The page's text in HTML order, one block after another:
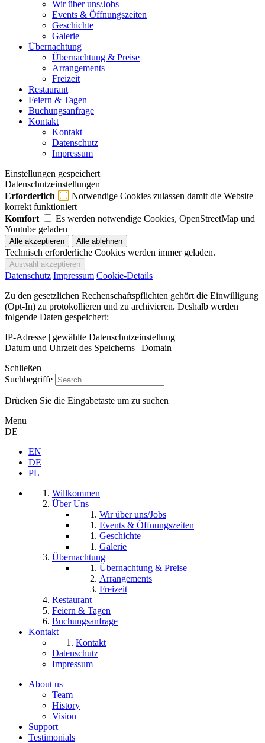
Wir über uns/Jobs
Events & Öffnungszeiten
Geschichte
Galerie
Übernachtung
Übernachtung & Preise
Arrangements
Freizeit
Restaurant
Feiern & Tagen
Buchungsanfrage
Kontakt
Kontakt
Datenschutz
Impressum
Einstellungen gespeichert
Datenschutzeinstellungen
Erforderlich
Notwendige Cookies zulassen damit die Website
korrekt funktioniert
Komfort
Es werden notwendige Cookies, OpenStreetMap und
Youtube geladen
Technisch erforderliche Cookies werden immer geladen.
Datenschutz Impressum Cookie-Details
Zu den gesetzlichen Rechenschaftspflichten gehört die Einwilligung
(Opt-In) zu protokollieren und zu archivieren. Deshalb werden
folgende Daten gespeichert:
IP-Adresse | gewählte Datenschutzeinstellung
Datum und Uhrzeit des Speicherns | Domain
Schließen
Suchbegriffe
Drücken Sie die Eingabetaste um zu suchen
Menu
DE
EN
DE
PL
Willkommen
Über Uns
Wir über uns/Jobs
Events & Öffnungszeiten
Geschichte
Galerie
Übernachtung
Übernachtung & Preise
Arrangements
Freizeit
Restaurant
Feiern & Tagen
Buchungsanfrage
Kontakt
Kontakt
Datenschutz
Impressum
About us
Team
History
Vision
Support
Testimonials